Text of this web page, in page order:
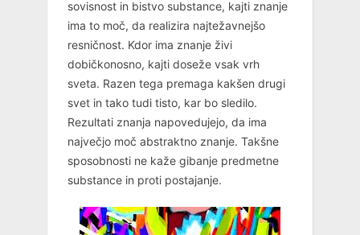
sovisnost in bistvo substance, kajti znanje
ima to moč, da realizira najtežavnejšo
resničnost. Kdor ima znanje živi
dobičkonosno, kajti doseže vsak vrh
sveta. Razen tega premaga kakšen drugi
svet in tako tudi tisto, kar bo sledilo.
Rezultati znanja napovedujejo, da ima
največjo moč abstraktno znanje. Takšne
sposobnosti ne kaže gibanje predmetne
substance in proti postajanje.